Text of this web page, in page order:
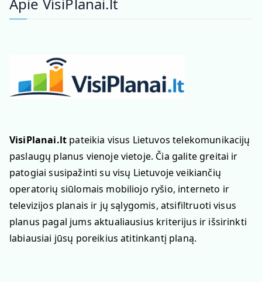
Apie VisiPlanai.lt
VisiPlanai.lt pateikia visus Lietuvos telekomunikacijų
paslaugų planus vienoje vietoje. Čia galite greitai ir
patogiai susipažinti su visų Lietuvoje veikiančių
operatorių siūlomais mobiliojo ryšio, interneto ir
televizijos planais ir jų sąlygomis, atsifiltruoti visus
planus pagal jums aktualiausius kriterijus ir išsirinkti
labiausiai jūsų poreikius atitinkantį planą.